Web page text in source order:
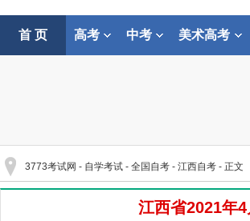
首 页 高考 中考 美术高考
3773考试网 - 自学考试 - 全国自考 - 江西自考 - 正文
江西省2021年